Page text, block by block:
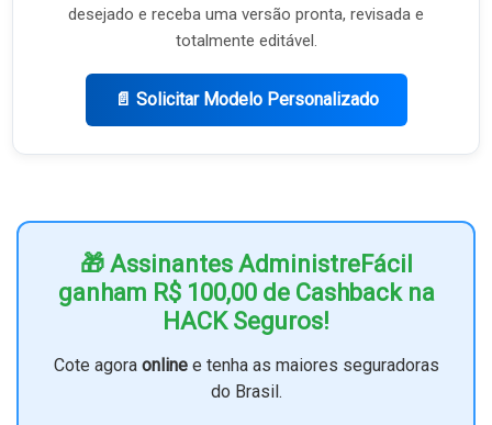
desejado e receba uma versão pronta, revisada e
totalmente editável.
📄 Solicitar Modelo Personalizado
🎁 Assinantes AdministreFácil
ganham R$ 100,00 de Cashback na
HACK Seguros!
Cote agora onlinee tenha as maiores seguradoras
do Brasil.